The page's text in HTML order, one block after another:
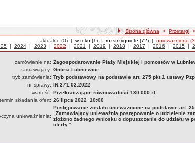
ścieżka nawigacji
Strona główna > Przetargi
Przetargi
aktualne (0)| Przetargi
w toku (1)| Przetargi
rozstrzygnięte (72)| Przetargi
unieważnione
z roku
| Przetargi z roku
2024 | Przetargi z roku
2023 | Przetargi z roku
2022 | Przetargi z roku
2021 | Przetargi z roku
2019 | Przetargi z roku
2018 | Przetargi z roku
2017 | Przetargi z roku
2016 | Przetargi
2015 |
zamówienie na: Zagospodarowanie Plaży Miejskiej i pomostów w
zamawiający: Gmina Lubniewice
tryb zamówienia: Tryb podstawowy na podstawie art. 275 pkt 1 ustawy Pzp
nr sprawy: IN.271.02.2022
wartość: Przekraczające równowartość 130.000 zł
termin składania ofert: 26 lipca 2022 10:00
unieważnienia:
Postępowanie zostało unieważnione na podstawie art.
„Zamawiający unieważnia postępowanie o udzielenie
złożono żadnego wniosku o dopuszczenie do udziału w
oferty.”